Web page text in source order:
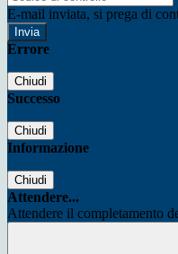
E-mail inviata, si prega di
Errore
Chiudi
Successo
Chiudi
Informazione
Chiudi
Attendere...
Attendere il completamento